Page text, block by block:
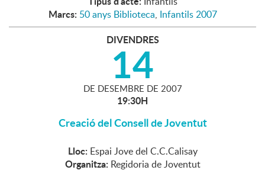
Marcs: 50 anys Biblioteca, Infantils 2007
DIVENDRES
14
DE DESEMBRE DE 2007
19:30H
Creació del Consell de Joventut
Lloc: Espai Jove del C.C.Calisay
Organitza: Regidoria de Joventut